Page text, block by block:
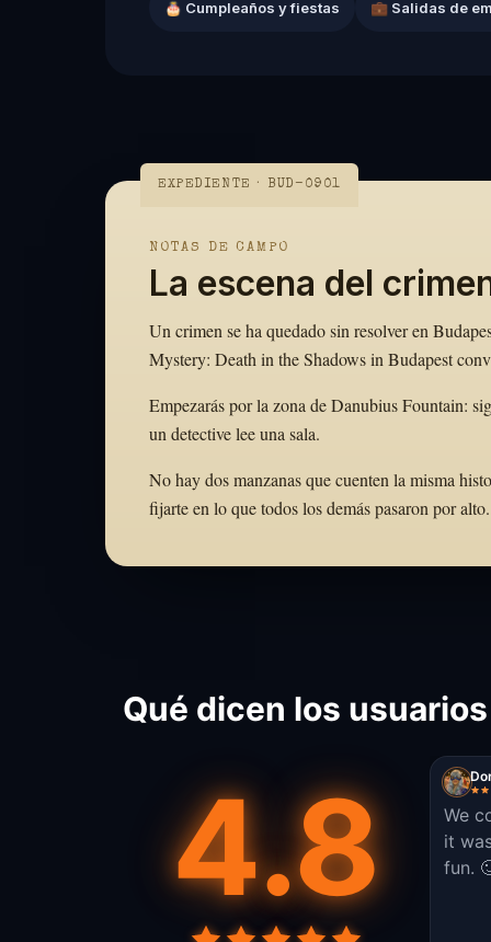
🎂 Cumpleaños y fiestas 💼 Salidas de
EXPEDIENTE · BUD-0901
NOTAS DE CAMPO
La escena del
Un crimen se ha quedado sin resolver en
Mystery: Death in the Shadows in Budapest
Empezarás por la zona de Danubius Fountain:
un detective lee una sala.
No hay dos manzanas que cuenten la misma
fijarte en lo que todos los demás pasaron por
Qué dicen los
4.8
We
it
fun.